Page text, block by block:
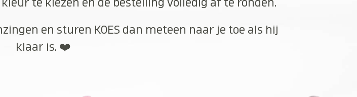
te kiezen en de bestelling volledig af te ronden.
en sturen KOES dan meteen naar je toe als hij
klaar is. ❤️